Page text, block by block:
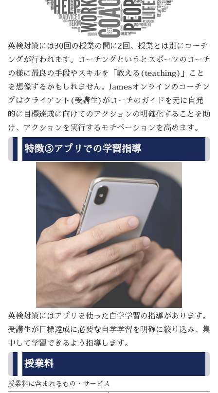
英検対策には30回の授業の間に2回、授業とは別にコーチ
ングが行われます。コーチングというとスポーツのコーチ
の様に最良の手段やスキルを「教える(teaching)」こと
を想像するかもしれません。Jamesオンラインのコーチン
グはクライアント(受講生)がコーチのガイドを元に自発
的に目標達成に向けてのアクションの明確化することを助
け、アクションを実行するモチベーションを高めます。
特徴⑤アプリでの学習指導
英検対策にはアプリを使った自学学習の指導があります。
受講生が目標達成に必要な自学学習を明確に絞り込み、集
中して学習できるよう指導します。
授業料
授業料に含まれるもの・サービス